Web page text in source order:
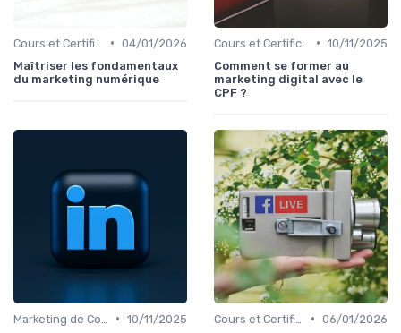
• 04/01/2026
Maîtriser les fondamentaux
du marketing numérique
• 10/11/2025
Comment se former au
marketing digital avec le
CPF ?
• 10/11/2025
• 06/01/2026